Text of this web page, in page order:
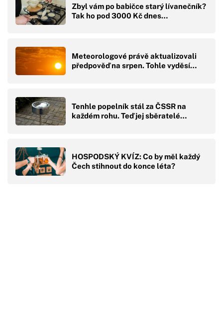
Zbyl vám po babičce starý lívanečník?
Tak ho pod 3000 Kč dnes…
Meteorologové právě aktualizovali
předpověď na srpen. Tohle vyděsí…
Tenhle popelník stál za ČSSR na
každém rohu. Teď jej sběratelé…
HOSPODSKÝ KVÍZ: Co by měl každý
Čech stihnout do konce léta?